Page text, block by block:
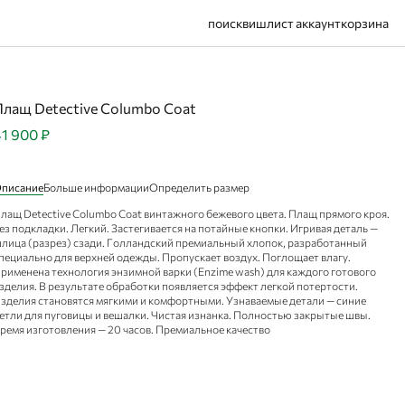
поисквишлистаккаунткорзина
Detective Columbo Coat
900 ₽
Больше информацииОпределить размер
Detective Columbo Coat винтажного бежевого цвета. Плащ прямого кроя.
подкладки. Легкий. Застегивается на потайные кнопки. Игривая деталь —
(разрез) сзади. Голландский премиальный хлопок, разработанный
для верхней одежды. Пропускает воздух. Поглощает влагу.
технология энзимной варки (Enzime wash) для каждого готового
В результате обработки появляется эффект легкой потертости.
становятся мягкими и комфортными. Узнаваемые детали — синие
для пуговицы и вешалки. Чистая изнанка. Полностью закрытые швы.
изготовления — 20 часов. Премиальное качество